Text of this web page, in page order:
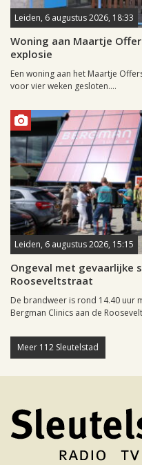
Leiden, 6 augustus 2026, 18:33
Woning aan Maartje
explosie
Een woning aan het Maartje
voor vier weken gesloten....
Leiden, 6 augustus 2026, 15:15
Ongeval met gevaarlijke
Rooseveltstraat
De brandweer is rond 14.40 uur
Bergman Clinics aan de
Meer 112 Sleutelstad